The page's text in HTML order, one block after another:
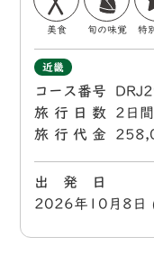
美食 旬の味覚 特
近畿
コース番号
旅行日数
2日間
旅行代金
出 発 日
2026年10月8